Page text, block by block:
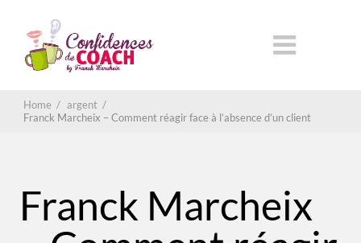
Home / argent /
Franck Marcheix – Comment réagir face à l’absence d’un client
Franck Marcheix